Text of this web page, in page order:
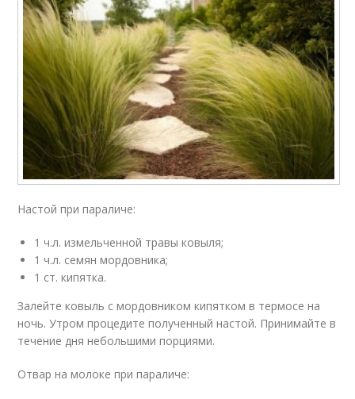
Настой при параличе:
1 ч.л. измельченной травы ковыля;
1 ч.л. семян мордовника;
1 ст. кипятка.
Залейте ковыль с мордовником кипятком в термосе на
ночь. Утром процедите полученный настой. Принимайте в
течение дня небольшими порциями.
Отвар на молоке при параличе: